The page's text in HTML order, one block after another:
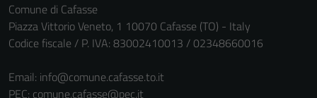
Comune di Cafasse
Piazza Vittorio Veneto, 1 10070 Cafasse (TO) - Italy
Codice fiscale / P. IVA: 83002410013 / 02348660016
Email: info@comune.cafasse.to.it
PEC: comune.cafasse@pec.it